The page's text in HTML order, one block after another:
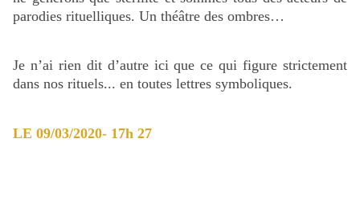
parodies rituelliques. Un théâtre des ombres…
Je n’ai rien dit d’autre ici que ce qui figure strictement
dans nos rituels... en toutes lettres symboliques.
LE 09/03/2020- 17h 27